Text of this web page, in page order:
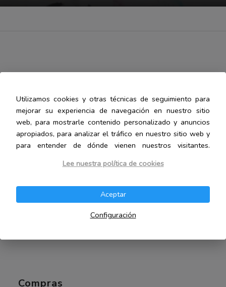
Legal
Aviso legal
Política de cookies
Política de privacidad
Afiliados de Amazon
Compras
Utilizamos cookies y otras técnicas de seguimiento para
mejorar su experiencia de navegación en nuestro sitio
web, para mostrarle contenido personalizado y anuncios
apropiados, para analizar el tráfico en nuestro sitio web y
para entender de dónde vienen nuestros visitantes.
Lee nuestra política de cookies
Aceptar
Configuración